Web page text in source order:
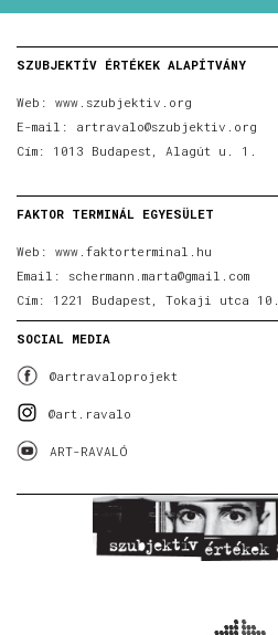
SZUBJEKTÍV ÉRTÉKEK ALAPÍTVÁNY
Web: www.szubjektiv.org
E-mail: artravalo@szubjektiv.org
Cím: 1013 Budapest, Alagút u. 1.
FAKTOR TERMINÁL EGYESÜLET
Web: www.faktorterminal.hu
Email: schermann.marta@gmail.com
Cím: 1221 Budapest, Tokaji utca 10.
SOCIAL MEDIA
@artravaloprojekt
@art.ravalo
ART-RAVALÓ